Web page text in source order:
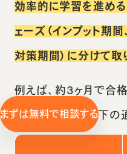
まずは無料で相談する
効率的に学習を進め
ェーズ（インプット期
対策期間）に分けて取
例えば、約3ヶ月で合
ケジュールは、以下の